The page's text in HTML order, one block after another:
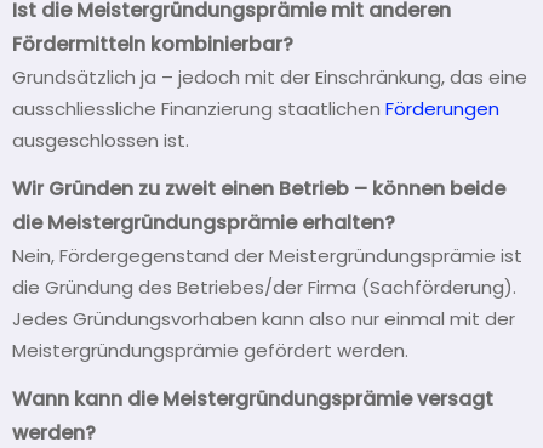
Ist die Meistergründungsprämie mit anderen
Fördermitteln kombinierbar?
Grundsätzlich ja – jedoch mit der Einschränkung, das eine
ausschliessliche Finanzierung staatlichen Förderungen
ausgeschlossen ist.
Wir Gründen zu zweit einen Betrieb – können beide
die Meistergründungsprämie erhalten?
Nein, Fördergegenstand der Meistergründungsprämie ist
die Gründung des Betriebes/der Firma (Sachförderung).
Jedes Gründungsvorhaben kann also nur einmal mit der
Meistergründungsprämie gefördert werden.
Wann kann die Meistergründungsprämie versagt
werden?